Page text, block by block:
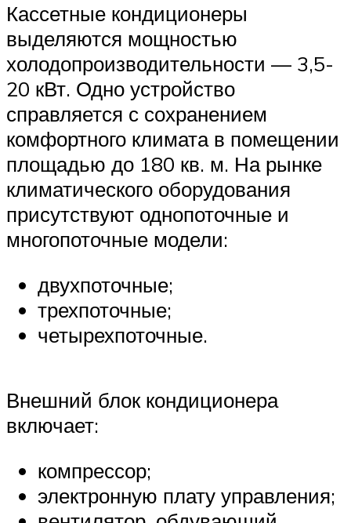
Кассетные кондиционеры
выделяются мощностью
холодопроизводительности — 3,5-
20 кВт. Одно устройство
справляется с сохранением
комфортного климата в помещении
площадью до 180 кв. м. На рынке
климатического оборудования
присутствуют однопоточные и
многопоточные модели:
двухпоточные;
трехпоточные;
четырехпоточные.
Внешний блок кондиционера
включает:
компрессор;
электронную плату управления;